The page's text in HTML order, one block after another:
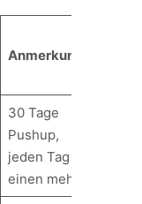
Anmerkung
30 Tage
Pushup,
jeden Tag
einen mehr